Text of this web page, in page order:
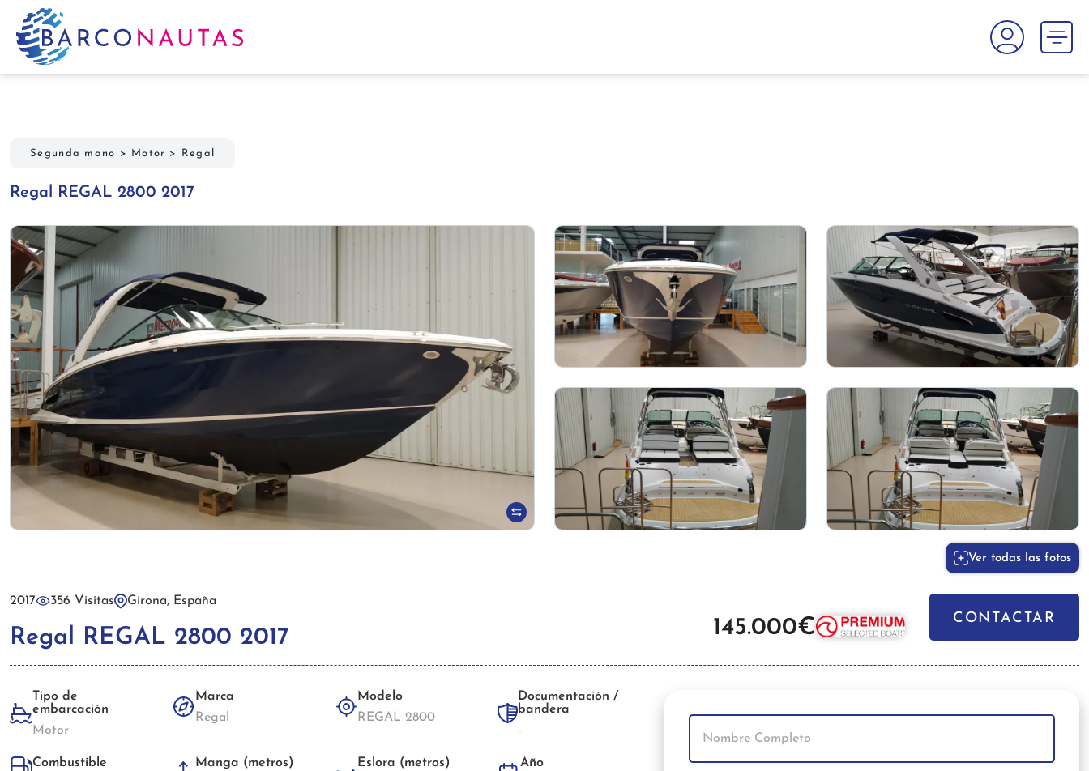
Segunda mano > Motor > Regal
Regal REGAL 2800 2017
Ver todas las fotos
2017 356 Visitas Girona, España
Regal REGAL 2800 2017 145.000€ CONTACTAR
Tipo de
embarcación
Motor
Marca
Regal
Modelo
REGAL 2800
Documentación /
bandera
-
Combustible
Manga (metros)
Eslora (metros)
Año